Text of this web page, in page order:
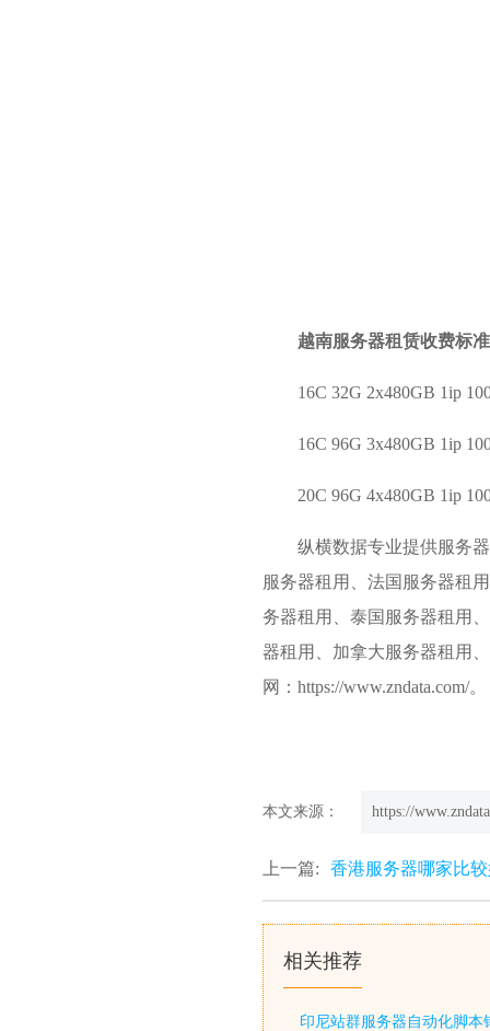
越南服务器租赁收费标
16C 32G 2x480GB 1ip
16C 96G 3x480GB 1ip
20C 96G 4x480GB 1ip
纵横数据专业提供服务
服务器租用、法国服务器租
务器租用、 泰国服务器租用
器租用、加拿大服务器租用
网：https://www.zndata.com/。
本文来源： https://
上一篇: 香港服务器哪家比
相关推荐
印尼站群服务器自动化脚本